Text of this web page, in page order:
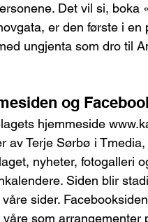
Det vil si, boka
er den første i
ungjenta som dro til
og
hjemmeside
av Terje Sørbø i
nyheter, fotogalleri
Siden blir
sider.
våre som arrangementer